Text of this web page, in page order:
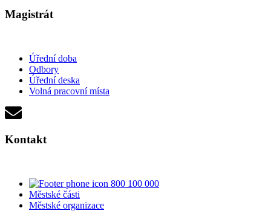
Magistrát
Úřední doba
Odbory
Úřední deska
Volná pracovní místa
Kontakt
800 100 000
Městské části
Městské organizace